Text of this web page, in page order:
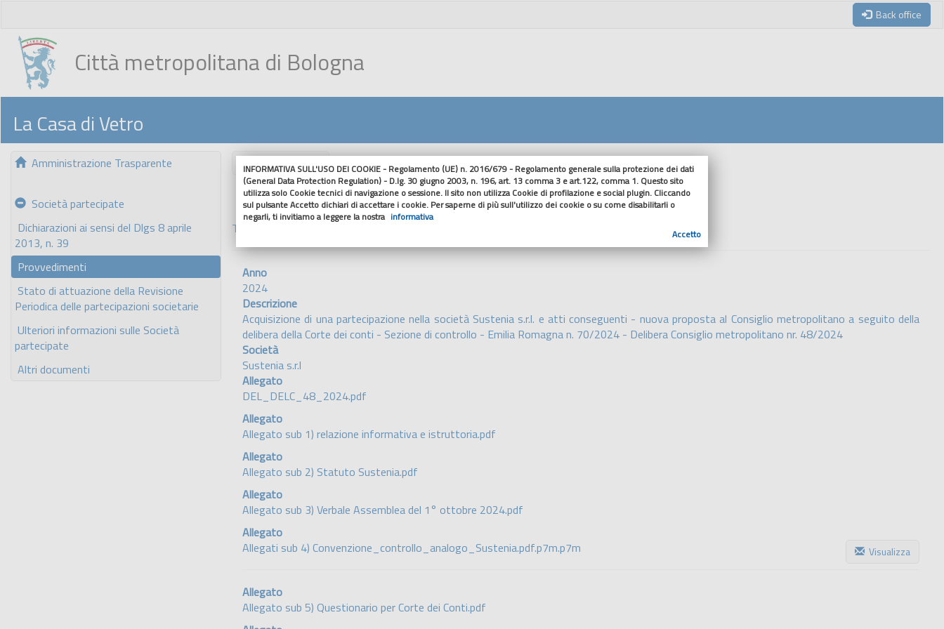
Back office
Città metropolitana di Bologna
La Casa di Vetro
Amministrazione Trasparente
Società partecipate
Dichiarazioni ai sensi del Dlgs 8 aprile
2013, n. 39
Provvedimenti
Stato di attuazione della Revisione
Periodica delle partecipazioni societarie
Ulteriori informazioni sulle Società
partecipate
Altri documenti
Nascondi menu
Dettaglio Contenuto
Torna indietro
Anno
2024
Descrizione
Acquisizione di una partecipazione nella società Sustenia s.r.l. e atti conseguenti - nuova proposta al Consiglio metropolitano a seguito della
delibera della Corte dei conti - Sezione di controllo - Emilia Romagna n. 70/2024 - Delibera Consiglio metropolitano nr. 48/2024
Società
Sustenia s.r.l
Allegato
DEL_DELC_48_2024.pdf
Allegato
Allegato sub 1) relazione informativa e istruttoria.pdf
Allegato
Allegato sub 2) Statuto Sustenia.pdf
Allegato
Allegato sub 3) Verbale Assemblea del 1° ottobre 2024.pdf
Allegato
Allegati sub 4) Convenzione_controllo_analogo_Sustenia.pdf.p7m.p7m
Visualizza
Allegato
Allegato sub 5) Questionario per Corte dei Conti.pdf
INFORMATIVA SULL'USO DEI COOKIE - Regolamento (UE) n. 2016/679 - Regolamento generale sulla protezione dei dati
(General Data Protection Regulation) - D.lg. 30 giugno 2003, n. 196, art. 13 comma 3 e art.122, comma 1. Questo sito
utilizza solo Cookie tecnici di navigazione o sessione. Il sito non utilizza Cookie di profilazione e social plugin. Cliccando
sul pulsante Accetto dichiari di accettare i cookie. Per saperne di più sull'utilizzo dei cookie o su come disabilitarli o
negarli, ti invitiamo a leggere la nostra informativa
Accetto